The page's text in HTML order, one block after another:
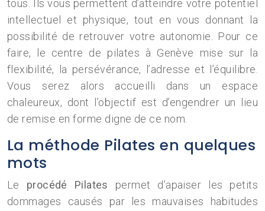
tous. Ils vous permettent d’atteindre votre potentiel
intellectuel et physique, tout en vous donnant la
possibilité de retrouver votre autonomie. Pour ce
faire, le centre de pilates à Genève mise sur la
flexibilité, la persévérance, l’adresse et l’équilibre.
Vous serez alors accueilli dans un espace
chaleureux, dont l’objectif est d’engendrer un lieu
de remise en forme digne de ce nom.
La méthode Pilates en quelques
mots
Le procédé Pilates permet d’apaiser les petits
dommages causés par les mauvaises habitudes